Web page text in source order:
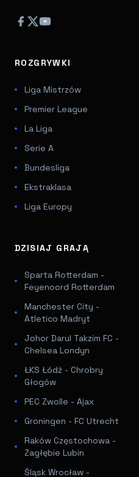
ROZGRYWKI
Liga Mistrzów
Premier League
La Liga
Serie A
Bundesliga
Ekstraklasa
Liga Europy
DZISIAJ GRAJĄ
Sparta Rotterdam -
Feyenoord Rotterdam
Manchester City -
Atletico Madryt
Johor Darul Takzim FC -
Chelsea Londyn
ŁKS Łódź - Chrobry
Głogów
PEC Zwolle - Ajax
Groningen - FC Utrecht
Raków Częstochowa -
Zagłębie Lubin
Śląsk Wrocław -